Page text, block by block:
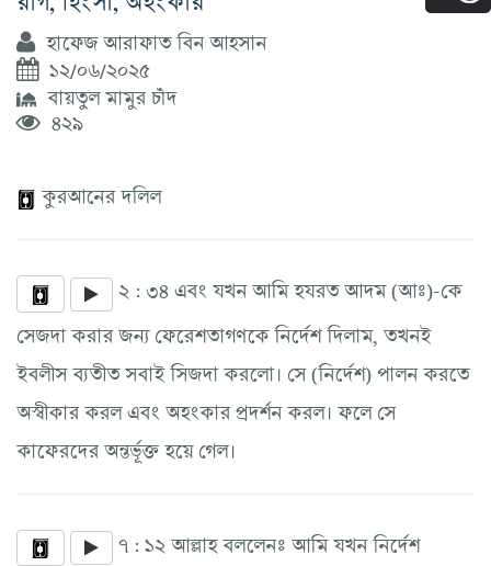
হাফেজ আরাফাত বিন আহসান
১২/০৬/২০২৫
বায়তুল মামুর চাঁদ
৪২৯
কুরআনের দলিল
২ : ৩৪ এবং যখন আমি হযরত আদম (আঃ)-কে
সেজদা করার জন্য ফেরেশতাগণকে নির্দেশ দিলাম, তখনই
ইবলীস ব্যতীত সবাই সিজদা করলো। সে (নির্দেশ) পালন করতে
অস্বীকার করল এবং অহংকার প্রদর্শন করল। ফলে সে
কাফেরদের অন্তর্ভূক্ত হয়ে গেল।
৭ : ১২ আল্লাহ বললেনঃ আমি যখন নির্দেশ